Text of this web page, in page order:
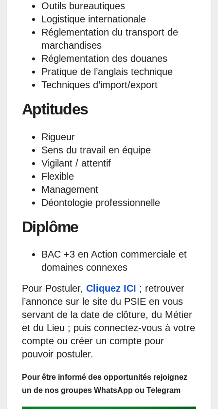
Outils bureautiques
Logistique internationale
Réglementation du transport de
marchandises
Réglementation des douanes
Pratique de l’anglais technique
Techniques d’import/export
Aptitudes
Rigueur
Sens du travail en équipe
Vigilant / attentif
Flexible
Management
Déontologie professionnelle
Diplôme
BAC +3 en Action commerciale et
domaines connexes
Pour Postuler, Cliquez ICI ; retrouver
l’annonce sur le site du PSIE en vous
servant de la date de clôture, du Métier
et du Lieu ; puis connectez-vous à votre
compte ou créer un compte pour
pouvoir postuler.
Pour être informé des opportunités rejoignez
un de nos groupes WhatsApp ou Telegram